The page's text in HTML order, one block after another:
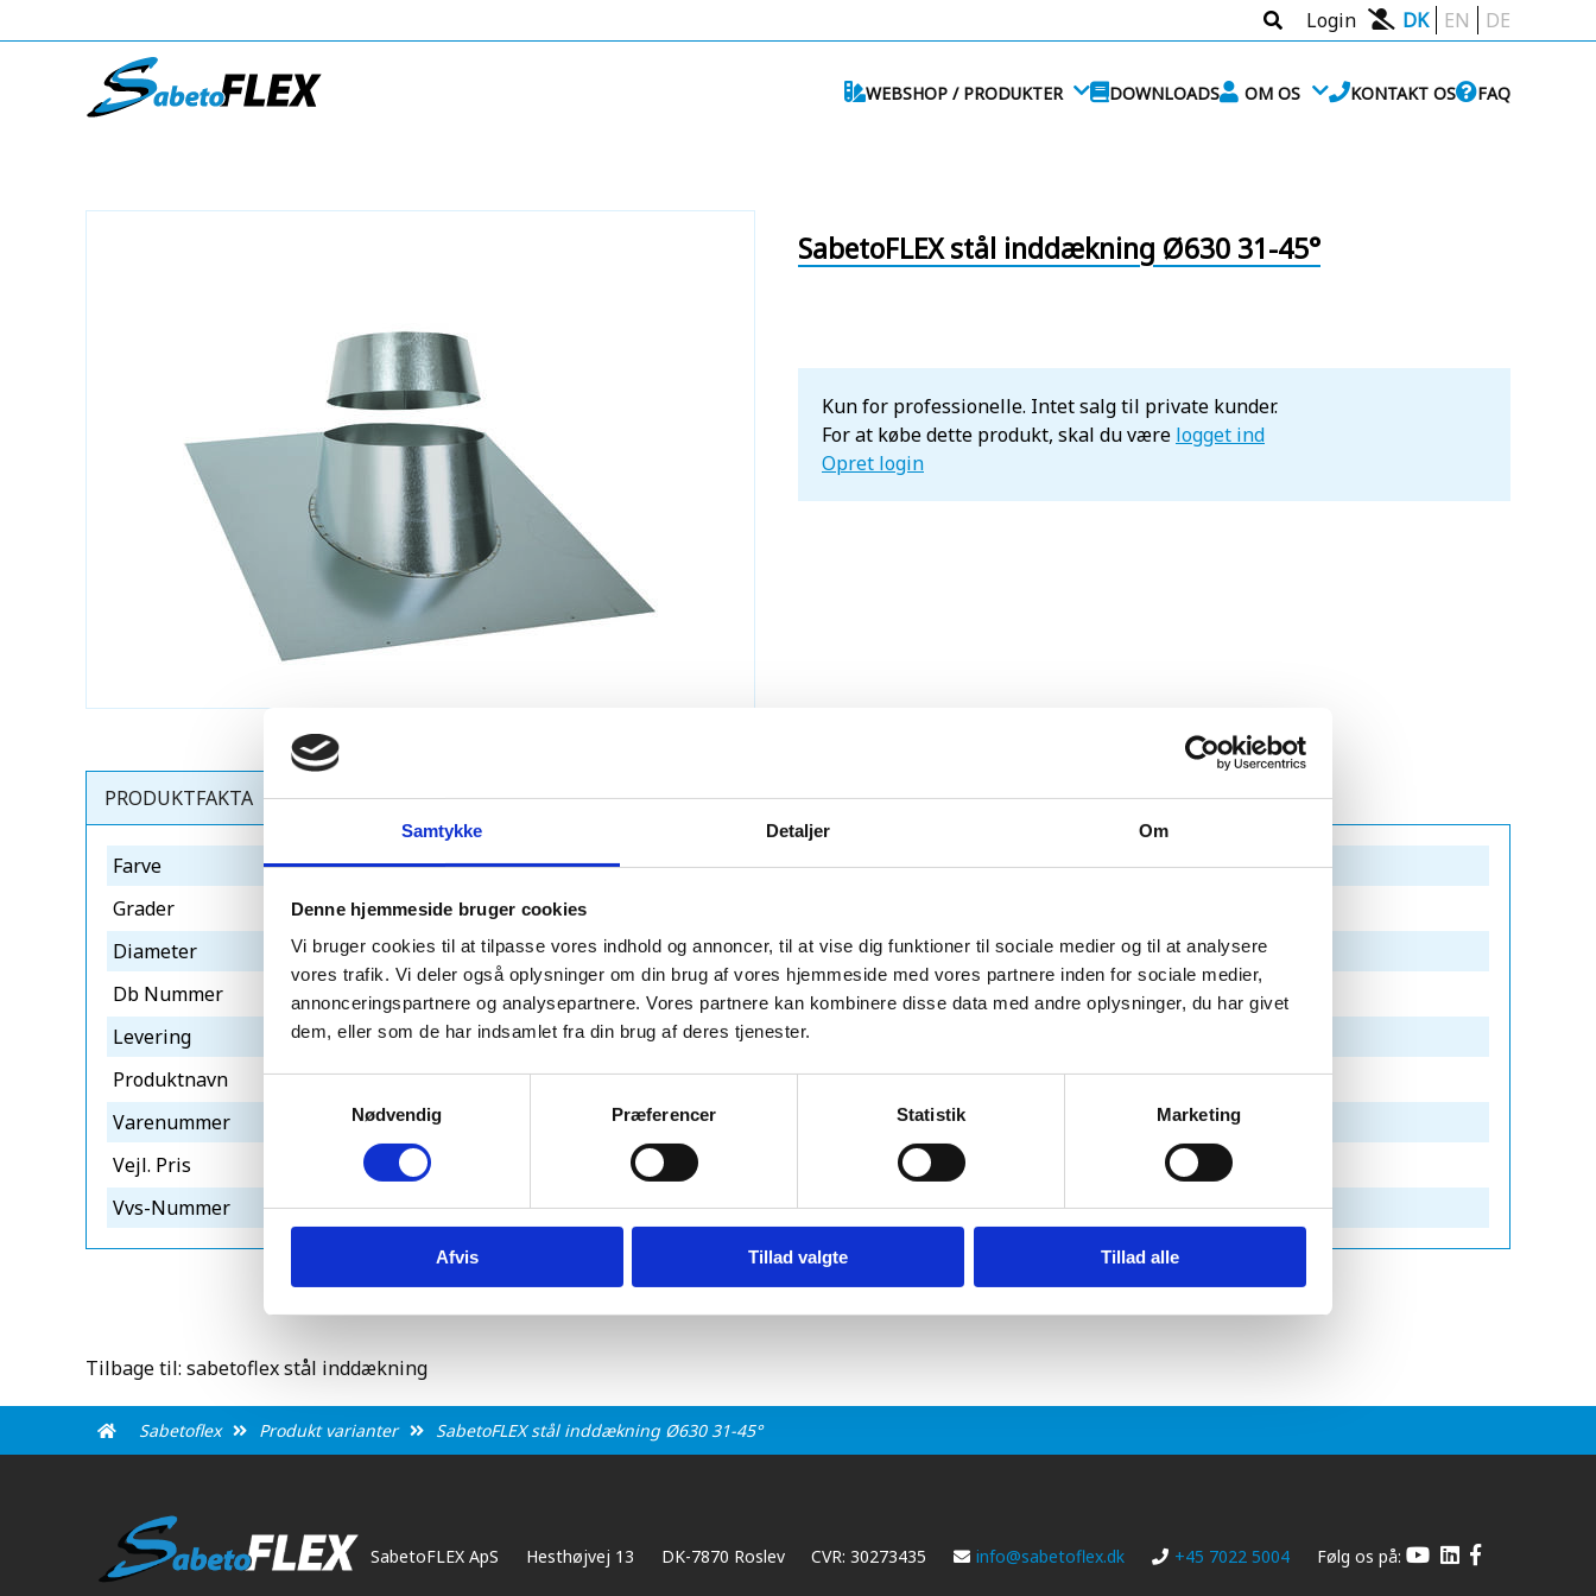
Samtykke Detaljer Om
Denne hjemmeside bruger cookies
Vi bruger cookies til at tilpasse vores indhold og annoncer, til at vise dig funktioner til sociale medier og til at analysere
vores trafik. Vi deler også oplysninger om din brug af vores hjemmeside med vores partnere inden for sociale medier,
annonceringspartnere og analysepartnere. Vores partnere kan kombinere disse data med andre oplysninger, du har givet
dem, eller som de har indsamlet fra din brug af deres tjenester.
Nødvendig
Præferencer Statistik Marketing
Afvis Tillad valgte Tillad alle
SabetoFLEX stål inddækning Ø630 31-45°
Kun for professionelle. Intet salg til private kunder.
For at købe dette produkt, skal du være logget ind
Opret login
PRODUKTFAKTA
Farve
blank
Grader
31-45°
Diameter
ø630
Db Nummer
1960971
Levering
5-10 dage
Produktnavn
sabetoflex stål inddækning ø630 31-45° blank
Varenummer
vp06303145
Vejl. Pris
5.465,00 excl. moms - (6.831,25 inkl. moms)
Vvs-Nummer
288143063
Tilbage til: sabetoflex stål inddækning
Login DK EN DE
WEBSHOP / PRODUKTER DOWNLOADS OM OS KONTAKT OS FAQ
Sabetoflex Produkt varianter SabetoFLEX stål inddækning Ø630 31-45°
SabetoFLEX ApS Hesthøjvej 13 DK-7870 Roslev CVR: 30273435 info@sabetoflex.dk +45 7022 5004 Følg os på: